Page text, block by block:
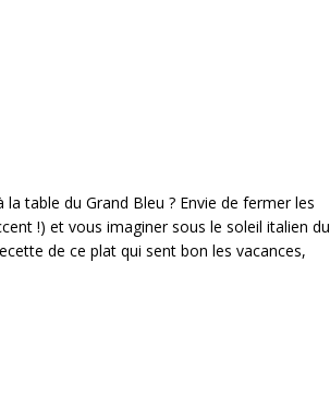
table du Grand Bleu ? Envie de fermer les
!) et vous imaginer sous le soleil italien du
de ce plat qui sent bon les vacances,